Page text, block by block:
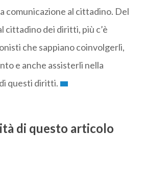
comunicazione al cittadino. Del
cittadino dei diritti, più c’è
che sappiano coinvolgerli,
e anche assisterli nella
questi diritti.
di questo articolo